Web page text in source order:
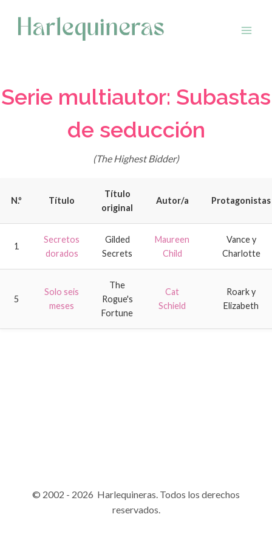
contenido
Serie multiautor: Subastas
de seducción
(The Highest Bidder)
N.º Título
Título
original
Autor/a Protagonistas
1
Secretos
dorados
Gilded
Secrets
Maureen
Child
Vance y
Charlotte
5
Solo seis
meses
The
Rogue's
Fortune
Cat
Schield
Roark y
Elizabeth
© 2002 - 2026 Harlequineras. Todos los derechos
reservados.